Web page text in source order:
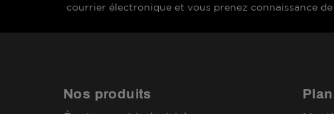
courrier électronique et vous prenez connaissance
Nos produits